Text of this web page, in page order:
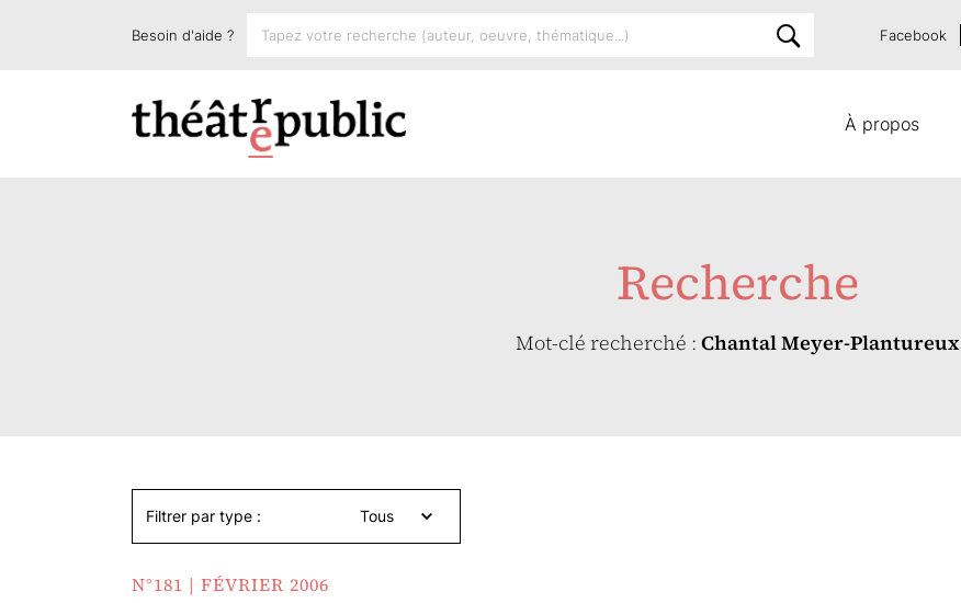
À propos
Besoin d'aide ? Facebook
Recherche
Mot-clé recherché : Chantal Meyer-Plantureux
Filtrer par type : Tous
N°181 | FÉVRIER 2006